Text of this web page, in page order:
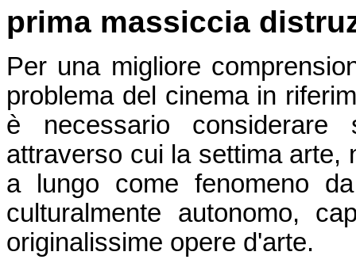
prima massiccia
Per una migliore
problema del cinema in
è necessario considerare
attraverso cui la settima arte,
a lungo come fenomeno
culturalmente autonomo,
originalissime opere d'arte.